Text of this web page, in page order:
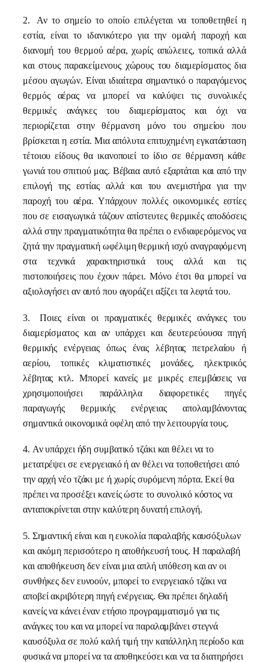
2.
Αν το σημείο το οποίο επιλέγεται να τοποθετηθεί η
εστία, είναι το ιδανικότερο για την ομαλή παροχή και
διανομή του θερμού αέρα, χωρίς απώλειες, τοπικά αλλά
και στους παρακείμενους χώρους του διαμερίσματος δια
μέσου αγωγών. Είναι ιδιαίτερα σημαντικό ο παραγόμενος
θερμός αέρας να μπορεί να καλύψει τις συνολικές
θερμικές ανάγκες του διαμερίσματος και όχι να
περιορίζεται στην θέρμανση μόνο του σημείου που
βρίσκεται η εστία. Μια απόλυτα επιτυχημένη εγκατάσταση
τέτοιου είδους θα ικανοποιεί το ίδιο σε θέρμανση κάθε
γωνιά του σπιτιού μας. Βέβαια αυτό εξαρτάται και από την
επιλογή της εστίας αλλά και του ανεμιστήρα για την
παροχή του αέρα. Υπάρχουν πολλές οικονομικές εστίες
που σε εισαγωγικά τάζουν απίστευτες θερμικές αποδόσεις
αλλά στην πραγματικότητα θα πρέπει ο ενδιαφερόμενος να
ζητά την πραγματική ωφέλιμη θερμική ισχύ αναγραφόμενη
στα τεχνικά χαρακτηριστικά τους αλλά και τις
πιστοποιήσεις που έχουν πάρει. Μόνο έτσι θα μπορεί να
αξιολογήσει αν αυτό που αγοράζει αξίζει τα λεφτά του.
3.
Ποιες είναι οι πραγματικές θερμικές ανάγκες του
διαμερίσματος και αν υπάρχει και δευτερεύουσα πηγή
θερμικής ενέργειας όπως ένας λέβητας πετρελαίου ή
αερίου, τοπικές κλιματιστικές μονάδες, ηλεκτρικός
λέβητας κτλ. Μπορεί κανείς με μικρές επεμβάσεις να
χρησιμοποιήσει παράλληλα διαφορετικές πηγές
παραγωγής θερμικής ενέργειας απολαμβάνοντας
σημαντικά οικονομικά οφέλη από την λειτουργία τους.
4. Αν υπάρχει ήδη συμβατικό τζάκι και θέλει να το
μετατρέψει σε ενεργειακό ή αν θέλει να τοποθετήσει από
την αρχή νέο τζάκι με ή χωρίς συρόμενη πόρτα. Εκεί θα
πρέπει να προσέξει κανείς ώστε το συνολικό κόστος να
ανταποκρίνεται στην καλύτερη δυνατή επιλογή.
5. Σημαντική είναι και η ευκολία παραλαβής καυσόξυλων
και ακόμη περισσότερο η αποθήκευσή τους. Η παραλαβή
και αποθήκευση δεν είναι μια απλή υπόθεση και αν οι
συνθήκες δεν ευνοούν, μπορεί το ενεργειακό τζάκι να
αποβεί ακριβότερη πηγή ενέργειας. Θα πρέπει δηλαδή
κανείς να κάνει έναν ετήσιο προγραμματισμό για τις
ανάγκες του και να μπορεί να παραλαμβάνει στεγνά
καυσόξυλα σε πολύ καλή τιμή την κατάλληλη περίοδο και
φυσικά να μπορεί να τα αποθηκεύσει και να τα διατηρήσει